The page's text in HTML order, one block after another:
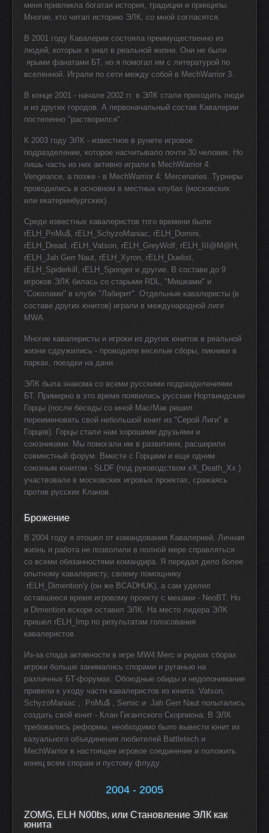
меня привлекла богатая история, традиции и принципы.
Многие, кто читал историю ЭЛК, со мной согласятся.
В 2001 году Кавалерия состояла преимущественно из
людей, которых я знал в реальной жизни. Они не были
ярыми фанатами БТ, но я помогал им с литературой по
вселенной. Играли по сети между собой в MechWarrior 3.
В конце 2001 - начале 2002 гг. в ЭЛК стали приходить люди
и из других городов. А первоначальный состав Кавалерии
постепенно "растворился".
К 2003 году ЭЛК - известное в рунете игровое
подразделение, которое насчитывало почти 30 человек. Но
лишь часть из них активно играли в MechWarrior 4:
Vengeance, а позже - в MechWarrior 4: Mercenaries. Турниры
проводились в основном в местных клубах (московских
или екатеринбургских).
Среди известных кавалеристов того времени были:
rELH_PriMu$, rELH_SchyzoManiac, rELH_Domini,
rELH_Dread, rELH_Vatson, rELH_GreyWolf, rELH_III@M@H,
rELH_Jah Gerr Naut, rELH_Xyron, rELH_Duelist,
rELH_Spiderkill, rELH_Sponger и другие. В составе до 9
игроков ЭЛК билась со старыми RDL, "Мишками" и
"Соколами" в клубе "Лабирит". Отдельные кавалеристы (в
составе других юнитов) играли в международной лиге
MWA.
Многие кавалеристы и игроки из других юнитов в реальной
жизни сдружились - проводили веселые сборы, пикники в
парках, поездки на дачи.
ЭЛК была знакома со всеми русскими подразделениями
БТ. Примерно в это время появились русские Нортвиндские
Горцы (после беседы со мной Mac/Мак решил
переименовать свой небольшой юнит из "Серой Лиги" в
Горцев). Горцы стали нам хорошими друзьями и
союзниками. Мы помогали им в развитием, расширили
совместный форум. Вместе с Горцами и еще одним
союзным юнитом - SLDF (под руководством xX_Death_Xx )
участвовали в московских игровых проектах, сражаясь
против русских Кланов.
Брожение
В 2004 году я отошел от командования Кавалерией. Личная
жизнь и работа не позволили в полной мере справляться
со всеми обязанностями командира. Я передал дело более
опытному кавалеристу, своему помощнику
rELH_Dimention'у (он же BCADHUK), а сам уделил
оставшееся время игровому проекту с мехами - NeoBT. Но
и Dimention вскоре оставил ЭЛК. На место лидера ЭЛК
пришел rELH_Imp по результатам голосования
кавалеристов.
Из-за спада активности в игре MW4:Merc и редких сборах
игроки больше занимались спорами и руганью на
различных БТ-форумах. Обоюдные обиды и недопонимание
привели к уходу части кавалеристов из юнита: Vatson,
SchyzoManiac , PriMu$ , Semic и Jah Gerr Naut попытались
создать свой юнит - Клан Гигантского Скорпиона. В ЭЛК
требовались реформы, необходимо было вывести юнит из
казуального объединения любителей Battletech и
MechWarrior в настоящее игровое соединение и положить
конец всем спорам и пустому флуду.
2004 - 2005
ZOMG, ELH N00bs, или Становление ЭЛК как
юнита